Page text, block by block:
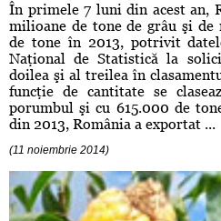
În primele 7 luni din acest an,
milioane de tone de grâu şi de
de tone în 2013, potrivit
Naţional de Statistică la
doilea şi al treilea în
funcţie de cantitate se
porumbul şi cu 615.000 de
din 2013, România a exportat ...
(11 noiembrie 2014)